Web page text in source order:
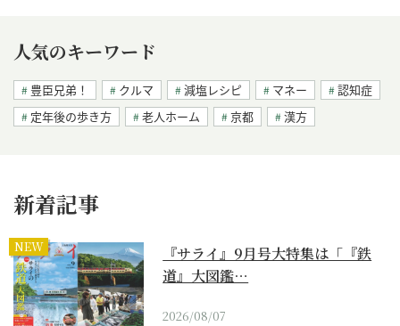
人気のキーワード
豊臣兄弟！ クルマ 減塩レシピ マネー
認知症
定年後の歩き方
老人ホーム 京都 漢方
新着記事
NEW
『サライ』9月号大特集は「『鉄
道』大図鑑…
2026/08/07